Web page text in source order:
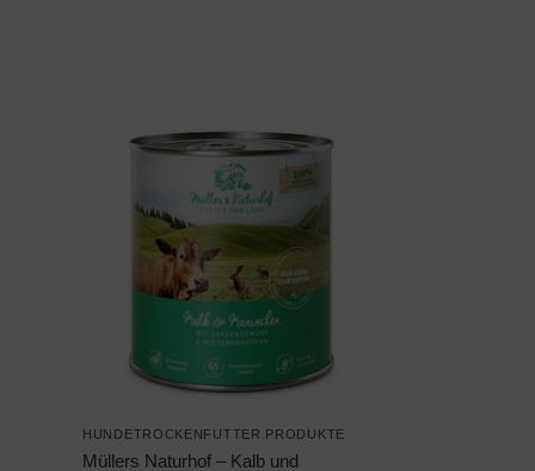
HUNDETROCKENFUTTER PRODUKTE
Müllers Naturhof – Kalb und